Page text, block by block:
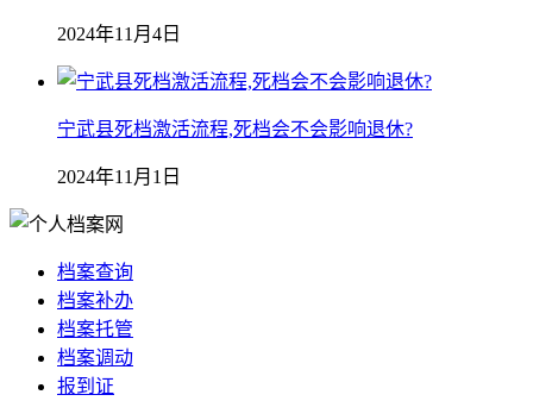
2024年11月4日
宁武县死档激活流程,死档会不会影响退休?
2024年11月1日
档案查询
档案补办
档案托管
档案调动
报到证